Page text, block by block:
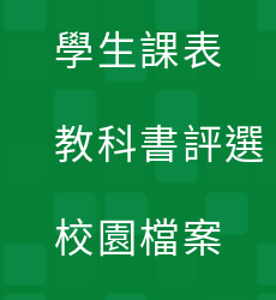
學生課表
教科書評選
校園檔案